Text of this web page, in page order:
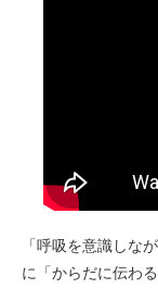
「呼吸を意識しな
に「からだに伝わ